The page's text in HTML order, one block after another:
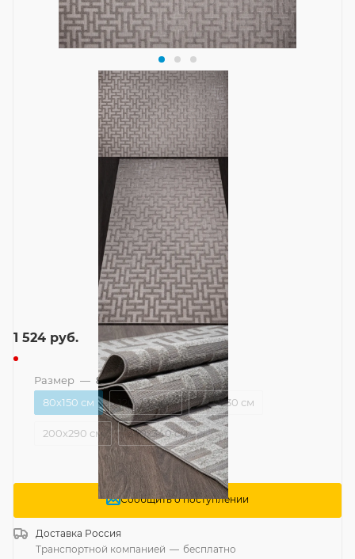
1 524 руб.
Размер — 80x150 см
80x150 см
120x170 см 160x230 см
200x290 см 240x340 см
Сообщить о поступлении
Доставка Россия
Транспортной компанией — бесплатно